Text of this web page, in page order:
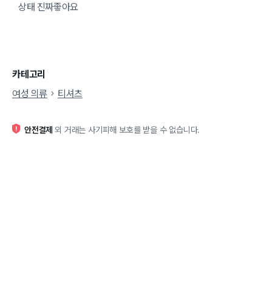
상태 진짜좋아요
카테고리
여성 의류
티셔츠
안전결제 외 거래는 사기피해 보호를 받을 수 없습니다.